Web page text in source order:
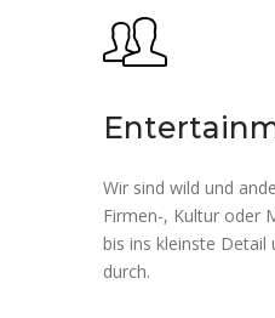
Wir sind wild und
Firmen-, Kultur oder
bis ins kleinste Detail
durch.